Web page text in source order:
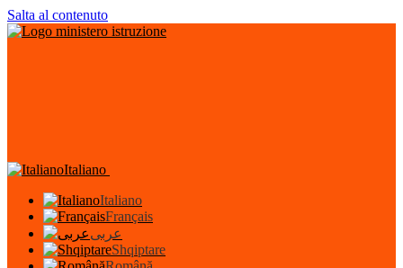
Salta al contenuto
Italiano
Italiano
Français
عربى
Shqiptare